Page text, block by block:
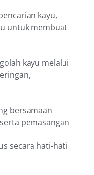
kayu,
untuk membuat
kayu melalui
bersamaan
pemasangan
secara hati-hati